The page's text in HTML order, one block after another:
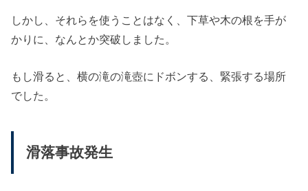
しかし、それらを使うことはなく、下草や木の根を手が
かりに、なんとか突破しました。
もし滑ると、横の滝の滝壺にドボンする、緊張する場所
でした。
滑落事故発生